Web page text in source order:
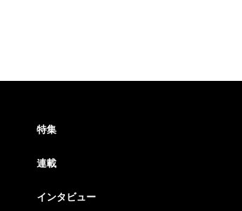
特集
連載
インタビュー